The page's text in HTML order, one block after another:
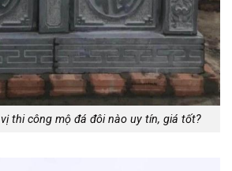
thi công mộ đá đôi nào uy tín, giá tốt?